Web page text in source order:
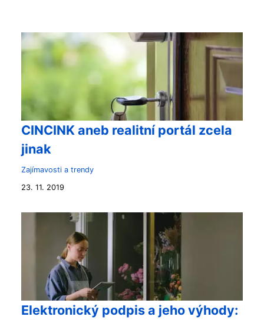
CINCINK aneb realitní portál zcela
jinak
Zajímavosti a trendy
23. 11. 2019
Elektronický podpis a jeho výhody: